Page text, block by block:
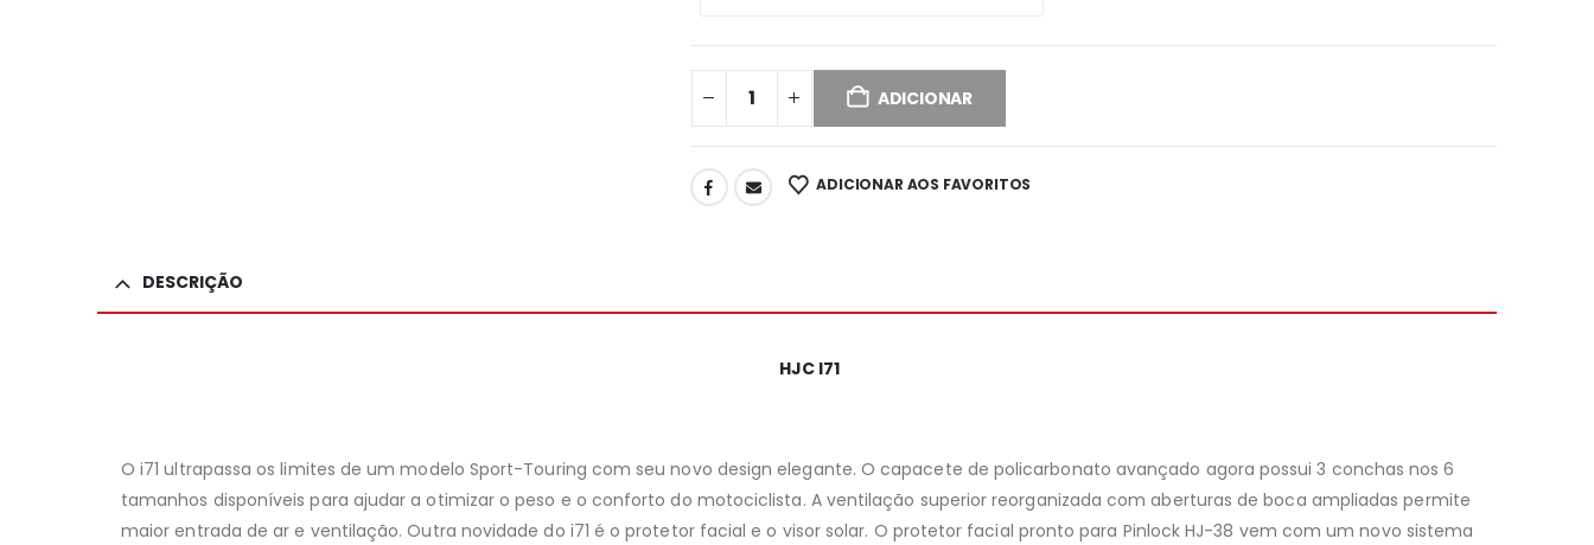
ADICIONAR
ADICIONAR AOS FAVORITOS
DESCRIÇÃO
HJC I71
O i71 ultrapassa os limites de um modelo Sport-Touring com seu novo design elegante. O capacete de policarbonato avançado agora possui 3 conchas nos 6
tamanhos disponíveis para ajudar a otimizar o peso e o conforto do motociclista. A ventilação superior reorganizada com aberturas de boca ampliadas permite
maior entrada de ar e ventilação. Outra novidade do i71 é o protetor facial e o visor solar. O protetor facial pronto para Pinlock HJ-38 vem com um novo sistema